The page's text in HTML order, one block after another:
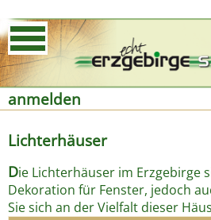
anmelden
Lichterhäuser
Die Lichterhäuser im Erzgebirge
Dekoration für Fenster, jedoch
Sie sich an der Vielfalt dieser